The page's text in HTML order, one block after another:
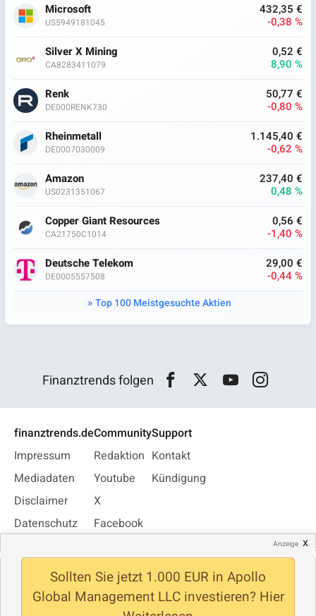
Microsoft
US5949181045
432,35 €
-0,38 %
Silver X Mining
CA8283411079
0,52 €
8,90 %
Renk
DE000RENK730
50,77 €
-0,80 %
Rheinmetall
DE0007030009
1.145,40 €
-0,62 %
Amazon
US0231351067
237,40 €
0,48 %
Copper Giant Resources
CA21750C1014
0,56 €
-1,40 %
Deutsche Telekom
DE0005557508
29,00 €
-0,44 %
Top 100 Meistgesuchte Aktien
Anzeige x
Sollten Sie jetzt 1.000 EUR in Apollo
Global Management LLC investieren? Hier
Finanztrends folgen
finanztrends.de
Impressum
Mediadaten
Disclaimer
Datenschutz
Newsletter
Community
Redaktion
Youtube
X
Facebook
WhatsApp
Support
Kontakt
Kündigung